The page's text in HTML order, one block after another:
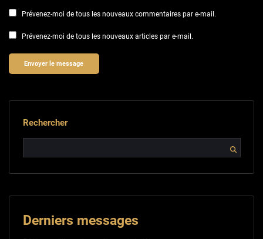
Prévenez-moi de tous les nouveaux commentaires par e-mail.
Prévenez-moi de tous les nouveaux articles par e-mail.
Rechercher
Derniers messages